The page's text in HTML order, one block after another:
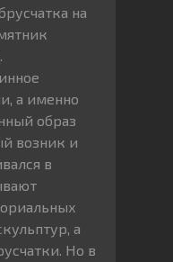
на
а именно
образ
возник и
в
а
Но в